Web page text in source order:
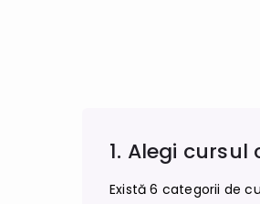
1. Alegi
Există 6 categorii de